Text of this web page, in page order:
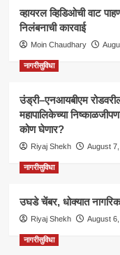
व्हायरल व्हिडिओची वाट
निलंबनाची कारवाई
Moin Chaudhary
नागरीसुविधा
उंड्री–एनआयबीएम
महापालिकेच्या
कोण घेणार?
Riyaj Shekh August
नागरीसुविधा
उघडे चेंबर, धोक्यात
Riyaj Shekh August
नागरीसुविधा